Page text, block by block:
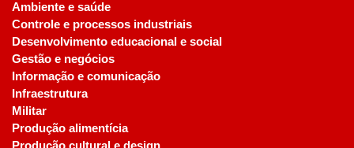
Ambiente e saúde
Controle e processos industriais
Desenvolvimento educacional e social
Gestão e negócios
Informação e comunicação
Infraestrutura
Militar
Produção alimentícia